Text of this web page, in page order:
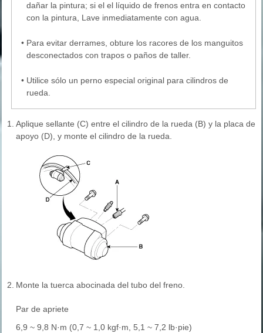
dañar la pintura; si el el líquido de frenos entra en contacto
con la pintura, Lave inmediatamente con agua.
• Para evitar derrames, obture los racores de los manguitos
desconectados con trapos o paños de taller.
• Utilice sólo un perno especial original para cilindros de
rueda.
1. Aplique sellante (C) entre el cilindro de la rueda (B) y la placa de
apoyo (D), y monte el cilindro de la rueda.
2. Monte la tuerca abocinada del tubo del freno.
Par de apriete
6,9 ~ 9,8 N·m (0,7 ~ 1,0 kgf·m, 5,1 ~ 7,2 lb·pie)